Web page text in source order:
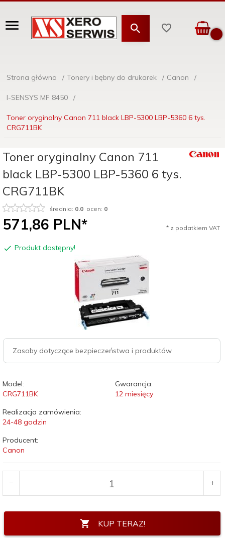
Strona główna Tonery i bębny do drukarek Canon
I-SENSYS MF 8450
Toner oryginalny Canon 711 black LBP-5300 LBP-5360 6 tys.
CRG711BK
Toner oryginalny Canon 711
black LBP-5300 LBP-5360 6 tys.
CRG711BK
średnia: 0.0 ocen: 0
571,86 PLN* * z podatkiem VAT
Produkt dostępny!
Zasoby dotyczące bezpieczeństwa i produktów
Model:
CRG711BK
Gwarancja:
12 miesięcy
Realizacja zamówienia:
24-48 godzin
Producent:
Canon
KUP TERAZ!